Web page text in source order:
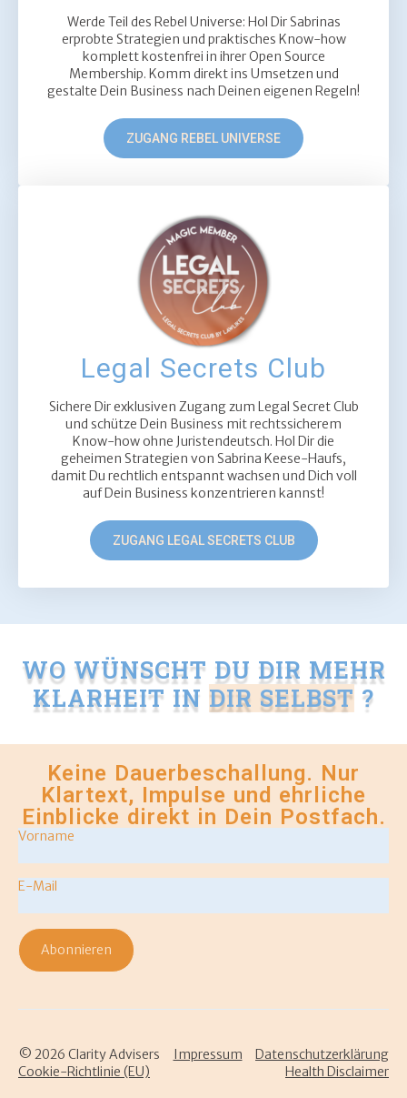
Werde Teil des Rebel Universe: Hol Dir Sabrinas
erprobte Strategien und praktisches Know-how
komplett kostenfrei in ihrer Open Source
Membership. Komm direkt ins Umsetzen und
gestalte Dein Business nach Deinen eigenen Regeln!
ZUGANG REBEL UNIVERSE
Legal Secrets Club
Sichere Dir exklusiven Zugang zum Legal Secret Club
und schütze Dein Business mit rechtssicherem
Know-how ohne Juristendeutsch. Hol Dir die
geheimen Strategien von Sabrina Keese-Haufs,
damit Du rechtlich entspannt wachsen und Dich voll
auf Dein Business konzentrieren kannst!
ZUGANG LEGAL SECRETS CLUB
WO WÜNSCHT DU DIR MEHR
KLARHEIT IN DEINEM LEBEN
?
Keine Dauerbeschallung. Nur
Klartext, Impulse und ehrliche
Einblicke direkt in Dein Postfach.
Vorname
Email
Abonnieren
© 2026 Clarity Advisers Impressum
Datenschutzerklärung
Cookie-Richtlinie (EU)
Health Disclaimer